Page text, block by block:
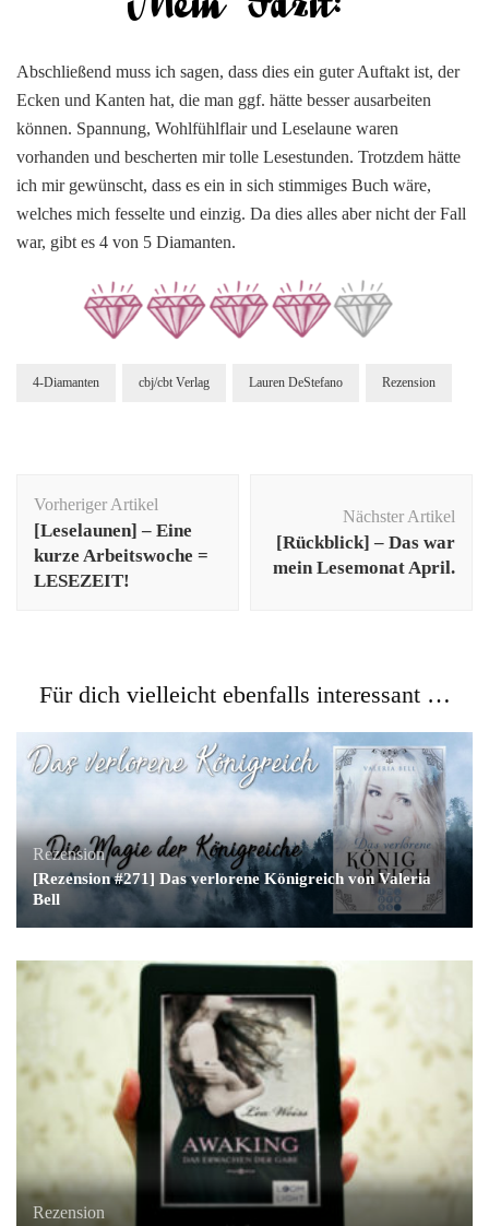
Abschließend muss ich sagen, dass dies ein guter Auftakt ist, der
Ecken und Kanten hat, die man ggf. hätte besser ausarbeiten
können. Spannung, Wohlfühlflair und Leselaune waren
vorhanden und bescherten mir tolle Lesestunden. Trotzdem hätte
ich mir gewünscht, dass es ein in sich stimmiges Buch wäre,
welches mich fesselte und einzig. Da dies alles aber nicht der Fall
war, gibt es 4 von 5 Diamanten.
4-Diamanten cbj/cbt Verlag Lauren DeStefano Rezension
Vorheriger Artikel
[Leselaunen] – Eine
kurze Arbeitswoche =
LESEZEIT!
Nächster Artikel
[Rückblick] – Das war
mein Lesemonat April.
Für dich vielleicht ebenfalls interessant …
Rezension
[Rezension #271] Das verlorene Königreich von Valeria
Bell
Rezension